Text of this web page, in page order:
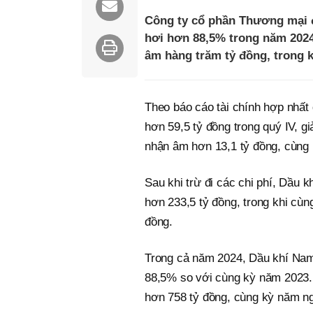
Công ty cổ phần Thương mại
hơi hơn 88,5% trong năm
âm hàng trăm tỷ đồng, trong
Theo báo cáo tài chính hợp
hơn 59,5 tỷ đồng trong quý IV,
nhận âm hơn 13,1 tỷ đồng,
Sau khi trừ đi các chi phí, Dầu
hơn 233,5 tỷ đồng, trong khi
đồng.
Trong cả năm 2024, Dầu khí
88,5% so với cùng kỳ năm
hơn 758 tỷ đồng, cùng kỳ năm